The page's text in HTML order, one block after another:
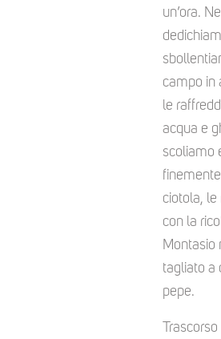
un’ora.
campo in
le
acqua e
scoliamo
ciotola,
con la
Montasio
tagliato a
pepe.